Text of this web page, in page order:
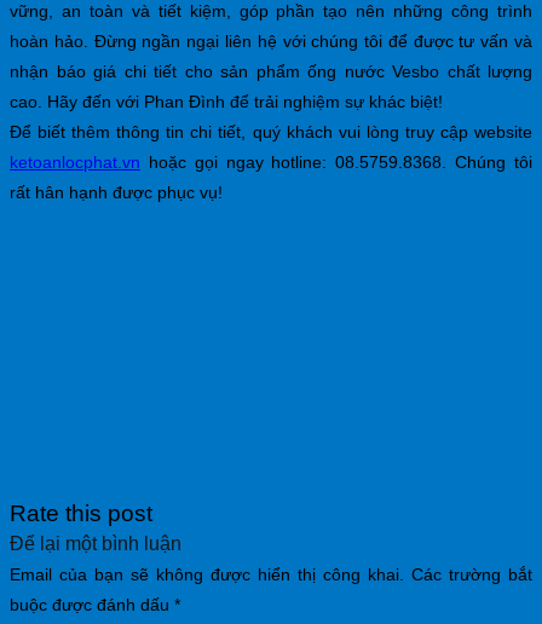
vững, an toàn và tiết kiệm, góp phần tạo nên những công trình
hoàn hảo. Đừng ngần ngại liên hệ với chúng tôi để được tư vấn và
nhận báo giá chi tiết cho sản phẩm ống nước Vesbo chất lượng
cao. Hãy đến với Phan Đình để trải nghiệm sự khác biệt!
Để biết thêm thông tin chi tiết, quý khách vui lòng truy cập website
ketoanlocphat.vn hoặc gọi ngay hotline: 08.5759.8368. Chúng tôi
rất hân hạnh được phục vụ!
Rate this post
Để lại một bình luận
Email của bạn sẽ không được hiển thị công khai.
Các trường bắt
buộc được đánh dấu *